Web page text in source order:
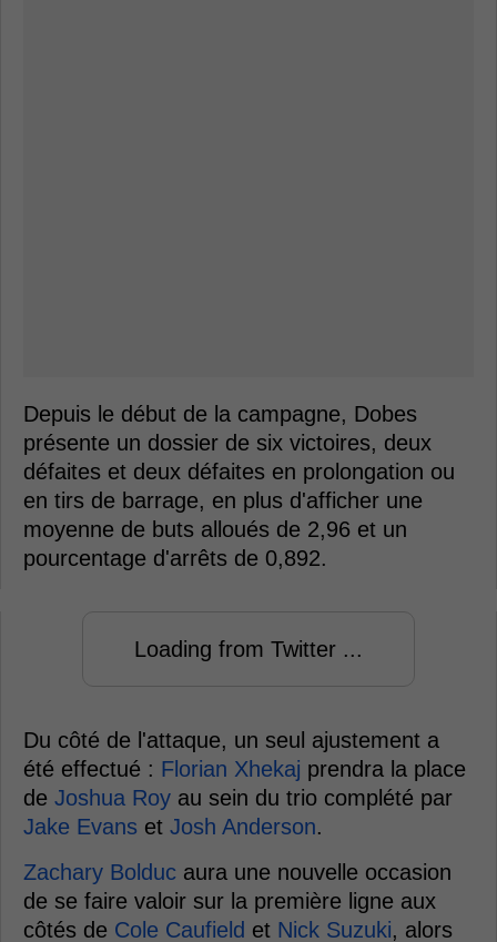
Depuis le début de la campagne, Dobes
présente un dossier de six victoires, deux
défaites et deux défaites en prolongation ou
en tirs de barrage, en plus d'afficher une
moyenne de buts alloués de 2,96 et un
pourcentage d'arrêts de 0,892.
Loading from Twitter ...
Du côté de l'attaque, un seul ajustement a
été effectué : Florian Xhekaj prendra la place
de Joshua Roy au sein du trio complété par
Jake Evans et Josh Anderson.
Zachary Bolduc aura une nouvelle occasion
de se faire valoir sur la première ligne aux
côtés de Cole Caufield et Nick Suzuki, alors